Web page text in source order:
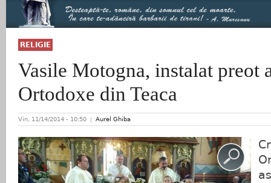
RELIGIE
Vasile Motogna, instalat preot
Ortodoxe din Teaca
Vin, 11/14/2014 - 10:50 Aurel Ghiba